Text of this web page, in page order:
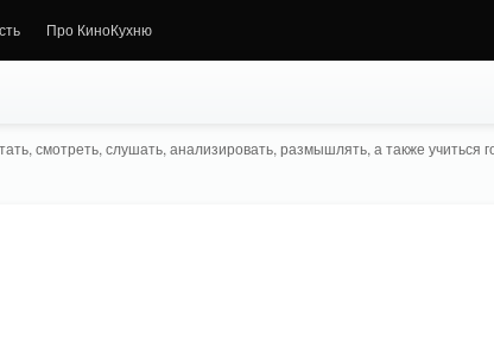
Про КиноКухню
смотреть, слушать, анализировать, размышлять, а также учиться